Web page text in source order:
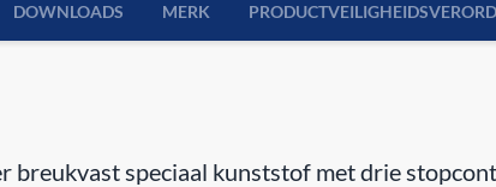
DOWNLOADS MERK
breukvast speciaal kunststof met drie